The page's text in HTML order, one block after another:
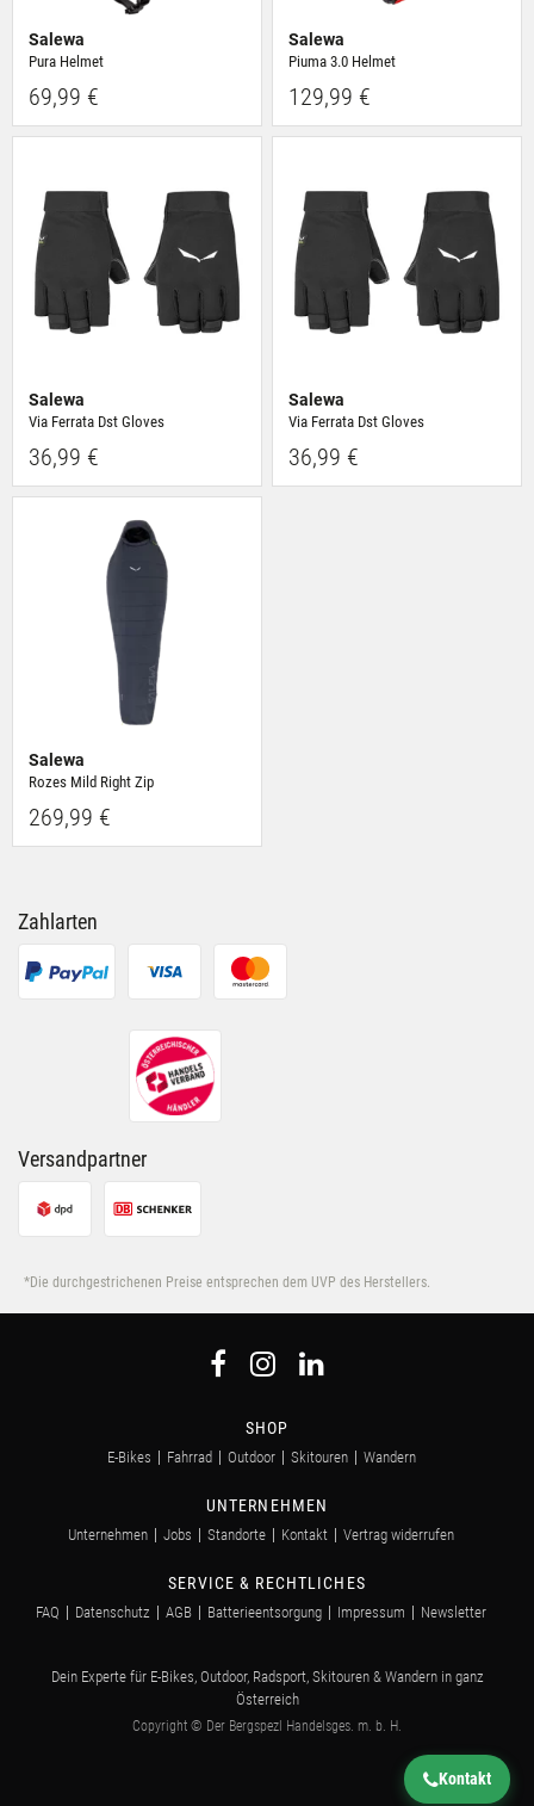
Salewa
Pura Helmet
69,99 €
Salewa
Piuma 3.0 Helmet
129,99 €
Salewa
Via Ferrata Dst Gloves
36,99 €
Salewa
Via Ferrata Dst Gloves
36,99 €
Salewa
Rozes Mild Right Zip
269,99 €
Zahlarten
Versandpartner
*Die durchgestrichenen Preise entsprechen dem UVP des Herstellers.
SHOP
E-Bikes Fahrrad Outdoor Skitouren Wandern
UNTERNEHMEN
Unternehmen Jobs Standorte Kontakt Vertrag widerrufen
SERVICE & RECHTLICHES
FAQ Datenschutz AGB Batterieentsorgung Impressum Newsletter
Dein Experte für E-Bikes, Outdoor, Radsport, Skitouren & Wandern in ganz
Österreich
Copyright © Der Bergspezl Handelsges. m. b. H.
Kontakt